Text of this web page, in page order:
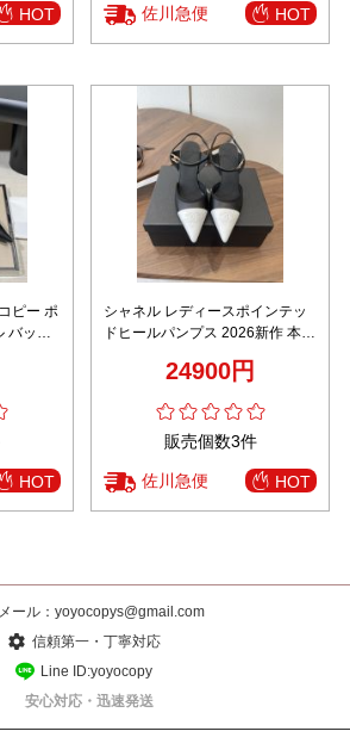
HOT 佐川急便 HOT
ピー ポ
ック
HOT
シャネル レディースポインテッ
ドヒールパンプス 2026新作 本物
ィテール 上質感仕上げ 安心日本
高リピ率
24900円
販売個数3件
佐川急便 HOT
ール： yoyocopys@gmail.com
信頼第一・丁寧対応
Line ID:yoyocopy
安心対応・迅速発送